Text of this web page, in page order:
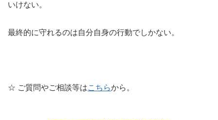
いけない。
最終的に守れるのは自分自身の行動でしかない。
☆ ご質問やご相談等はこちらから。